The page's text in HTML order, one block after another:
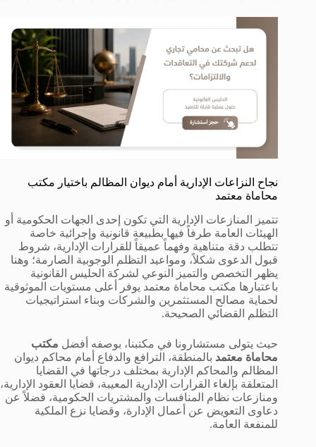
نجاح النزاعات الإدارية أمام ديوان المظالم باختيار مكتب
محاماة معتمد
تتميز المنازعات الإدارية التي تكون إحدى الجهات الحكومية أو
الهيئات العامة طرفاً فيها بطبيعة قانونية وإجرائية خاصة
تتطلب دقة متناهية وفهماً عميقاً للقرارات الإدارية، شروط
قبول الدعوى شكلاً، ومواعيد التظلم الوجوبية الصارمة؛ وهنا
يظهر التخصص والتميز النوعي لشركة الحليس القانونية
باعتبارها مكتب محاماة معتمد يوفر أعلى مستويات الموثوقية
لحماية مصالح المستثمرين والشركات وبناء استراتيجيات
التظلم القضائي الصحيحة.
حيث يتولى مستشارونا في مكتبنا، بوصفه أفضل مكتب
محاماة معتمد بالمنطقة، الترافع والدفاع أمام محاكم ديوان
المظالم والمحاكم الإدارية بمختلف درجاتها في القضايا
المتعلقة بإلغاء القرارات الإدارية المعيبة، قضايا العقود الإدارية،
ومنازعات نظام المنافسات والمشتريات الحكومية، فضلاً عن
دعاوى التعويض عن أعمال الإدارة، وقضايا نزع الملكية
للمنفعة العامة.